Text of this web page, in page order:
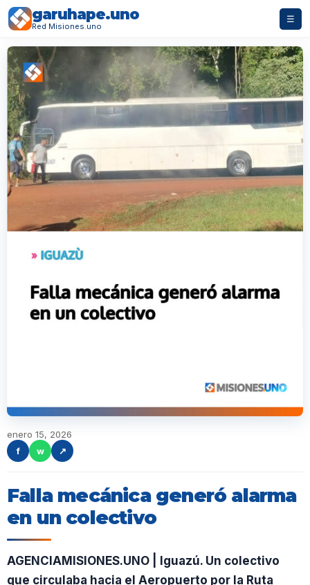
garuhape.uno
Red Misiones.uno
☰
enero 15, 2026
f
w ↗
Falla mecánica generó alarma
en un colectivo
AGENCIAMISIONES.UNO | Iguazú. Un colectivo
que circulaba hacia el Aeropuerto por la Ruta